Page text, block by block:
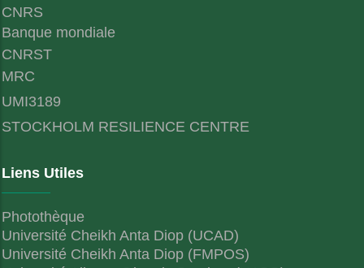
CNRS
Banque mondiale
CNRST
MRC
UMI3189
STOCKHOLM RESILIENCE CENTRE
Liens Utiles
Photothèque
Université Cheikh Anta Diop (UCAD)
Université Cheikh Anta Diop (FMPOS)